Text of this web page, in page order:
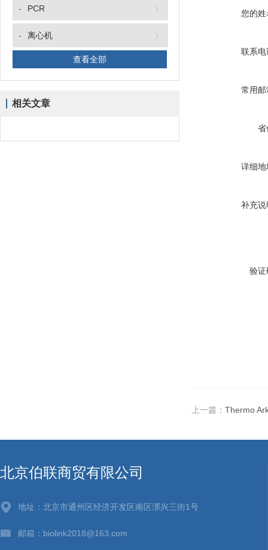
- PCR
- 离心机
查看全部
相关文章
您的姓
联系电
常用邮
省
详细地
补充说
验证
上一篇： Thermo
北京伯联商贸有限公司
地址：北京市通州区经济开发区南区漷兴三街1号
邮箱：biolink2018@163.com